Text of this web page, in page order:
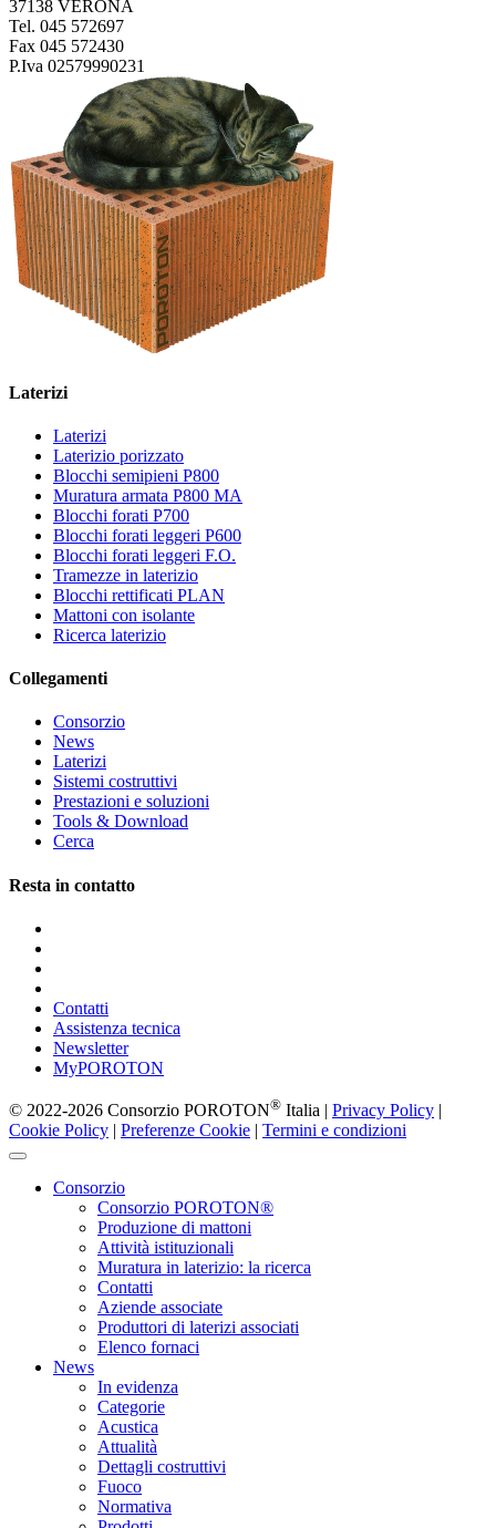
37138 VERONA
Tel. 045 572697
Fax 045 572430
P.Iva 02579990231
Laterizi
Laterizi
Laterizio porizzato
Blocchi semipieni P800
Muratura armata P800 MA
Blocchi forati P700
Blocchi forati leggeri P600
Blocchi forati leggeri F.O.
Tramezze in laterizio
Blocchi rettificati PLAN
Mattoni con isolante
Ricerca laterizio
Collegamenti
Consorzio
News
Laterizi
Sistemi costruttivi
Prestazioni e soluzioni
Tools & Download
Cerca
Resta in contatto
Contatti
Assistenza tecnica
Newsletter
MyPOROTON
© 2022-2026 Consorzio POROTON® Italia | Privacy Policy |
Cookie Policy | Preferenze Cookie | Termini e condizioni
Consorzio
Consorzio POROTON®
Produzione di mattoni
Attività istituzionali
Muratura in laterizio: la ricerca
Contatti
Aziende associate
Produttori di laterizi associati
Elenco fornaci
News
In evidenza
Categorie
Acustica
Attualità
Dettagli costruttivi
Fuoco
Normativa